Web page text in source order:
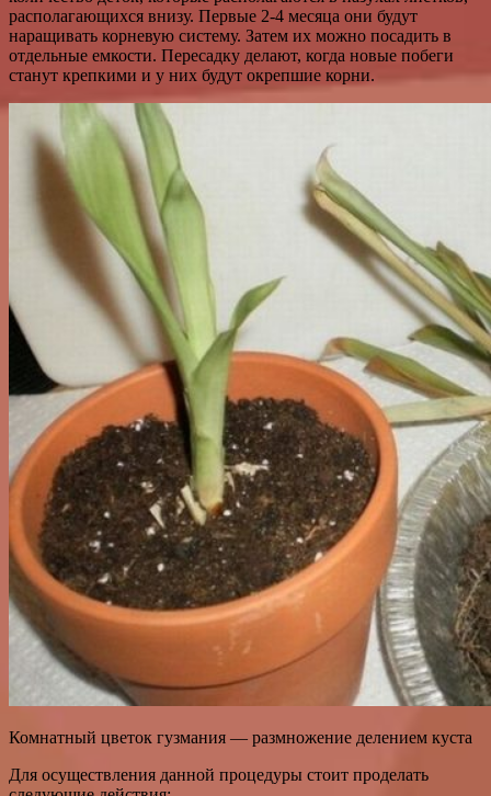
располагающихся внизу. Первые 2-4 месяца они будут
наращивать корневую систему. Затем их можно посадить в
отдельные емкости. Пересадку делают, когда новые побеги
станут крепкими и у них будут окрепшие корни.
Комнатный цветок гузмания — размножение делением куста
Для осуществления данной процедуры стоит проделать